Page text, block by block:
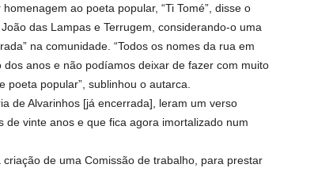
ao poeta popular, “Ti Tomé”, disse o
das Lampas e Terrugem, considerando-o uma
na comunidade. “Todos os nomes da rua em
anos e não podíamos deixar de fazer com muito
popular”, sublinhou o autarca.
de Alvarinhos [já encerrada], leram um verso
de vinte anos e que fica agora imortalizado num
de uma Comissão de trabalho, para prestar